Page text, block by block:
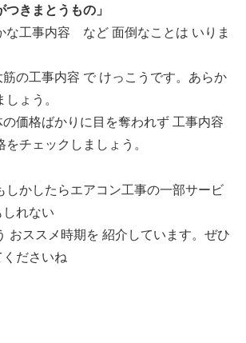
きまとうもの」
な工事内容 など 面倒なことは いりま
の工事内容 で けっこうです。あらか
ょう。
格ばかりに目を奪われず 工事内容
をチェックしましょう。
しかしたらエアコン工事の一部サービ
しれない
ススメ時期を 紹介しています。ぜひ
ださいね